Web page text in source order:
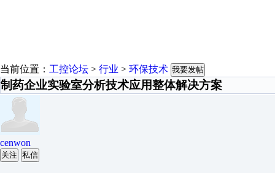
当前位置： 工控论坛 > 行业 > 环保技术 我要发帖
制药企业实验室分析技术应用整体解决方案
cenwon
关注 私信